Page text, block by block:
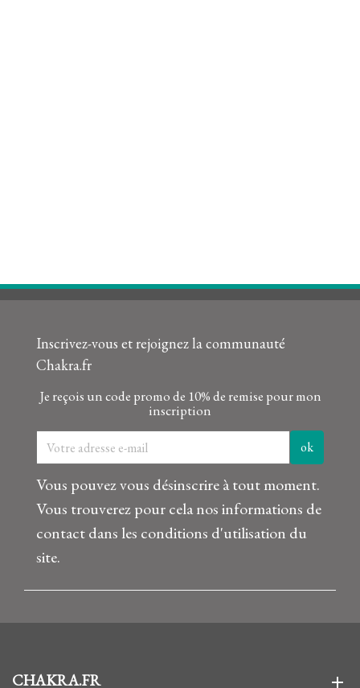
Inscrivez-vous et rejoignez la communauté
Chakra.fr
Je reçois un code promo de 10% de remise pour mon
inscription
Vous pouvez vous désinscrire à tout moment.
Vous trouverez pour cela nos informations de
contact dans les conditions d'utilisation du
site.
CHAKRA.FR add